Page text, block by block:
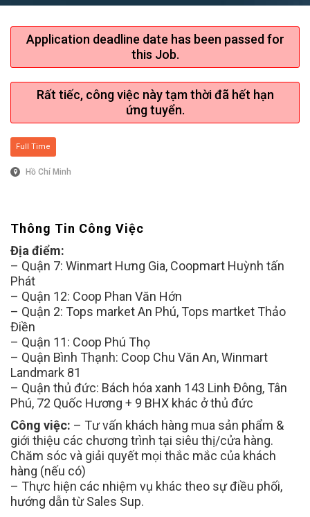
Application deadline date has been passed for
this Job.
Rất tiếc, công việc này tạm thời đã hết hạn
ứng tuyển.
Full Time
Hồ Chí Minh
Thông Tin Công Việc
Địa điểm:
– Quận 7: Winmart Hưng Gia, Coopmart Huỳnh tấn
Phát
– Quận 12: Coop Phan Văn Hớn
– Quận 2: Tops market An Phú, Tops martket Thảo
Điền
– Quận 11: Coop Phú Thọ
– Quận Bình Thạnh: Coop Chu Văn An, Winmart
Landmark 81
– Quận thủ đức: Bách hóa xanh 143 Linh Đông, Tân
Phú, 72 Quốc Hương + 9 BHX khác ở thủ đức
Công việc: – Tư vấn khách hàng mua sản phẩm &
giới thiệu các chương trình tại siêu thị/cửa hàng.
Chăm sóc và giải quyết mọi thắc mắc của khách
hàng (nếu có)
– Thực hiện các nhiệm vụ khác theo sự điều phối,
hướng dẫn từ Sales Sup.